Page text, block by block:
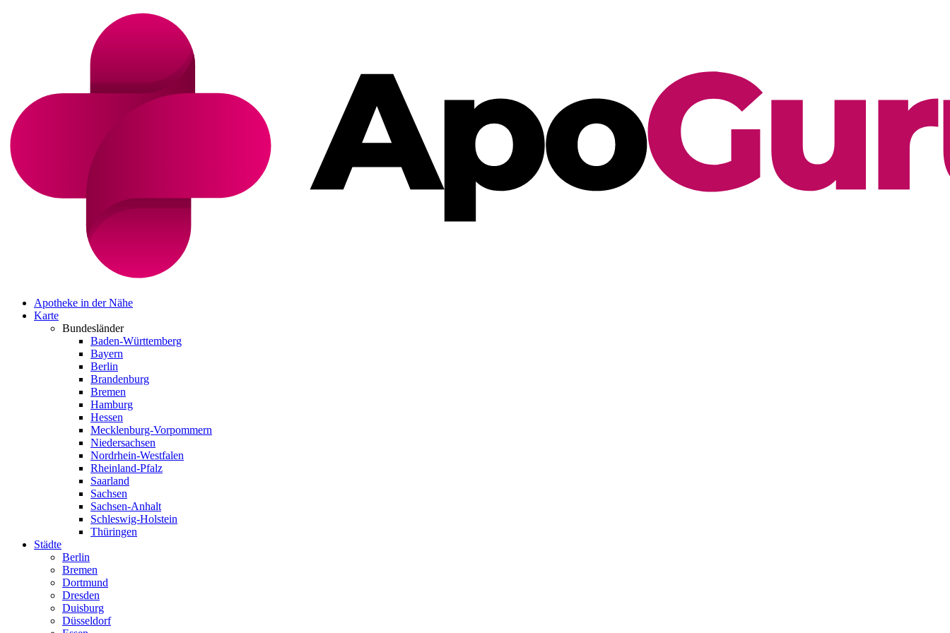
Apotheke in der Nähe
Karte
Bundesländer
Baden-Württemberg
Bayern
Berlin
Brandenburg
Bremen
Hamburg
Hessen
Mecklenburg-Vorpommern
Niedersachsen
Nordrhein-Westfalen
Rheinland-Pfalz
Saarland
Sachsen
Sachsen-Anhalt
Schleswig-Holstein
Thüringen
Städte
Berlin
Bremen
Dortmund
Dresden
Duisburg
Düsseldorf